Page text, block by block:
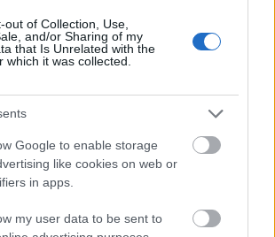
out of Collection, Use,
and/or Sharing of my
that Is Unrelated with the
which it was collected.
Google to enable storage
like cookies on web or
in apps.
my user data to be sent to
ΤΩΡΑ
βάλει σε τάξη το ντουλάπι της
κανόνας που θα αλλάξει τον τρόπο